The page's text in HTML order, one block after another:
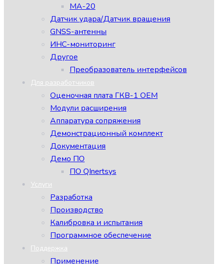
МА-20
Датчик удара/Датчик вращения
GNSS-антенны
ИНС-мониторинг
Другое
Преобразователь интерфейсов
Для разработчиков
Оценочная плата ГКВ-1 ОЕМ
Модули расширения
Аппаратура сопряжения
Демонстрационный комплект
Документация
Демо ПО
ПО QInertsys
Услуги
Разработка
Производство
Калибровка и испытания
Программное обеспечение
Поддержка
Применение